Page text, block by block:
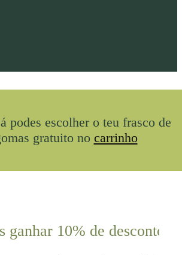
podes escolher o teu frasco de
gratuito no carrinho
ganhar 10% de desconto?